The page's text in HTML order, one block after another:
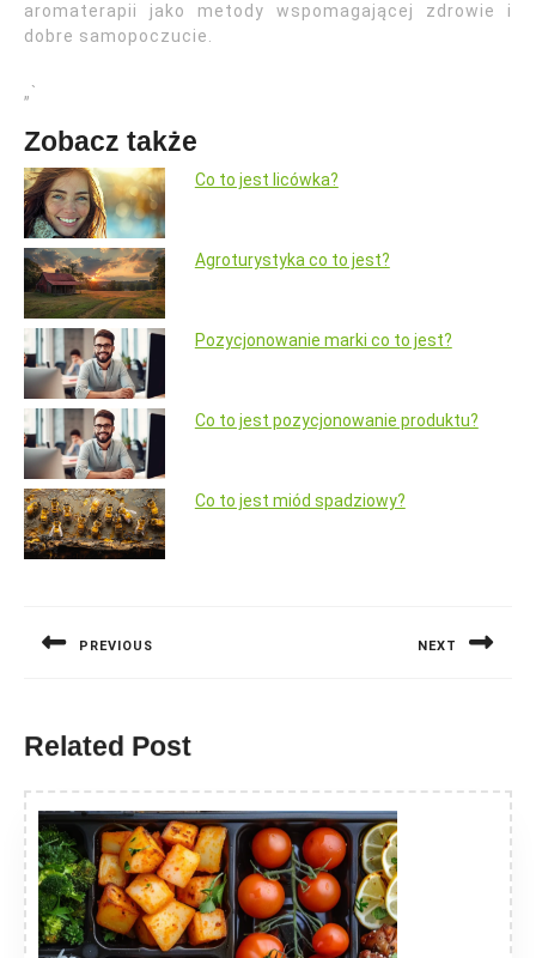
aromaterapii jako metody wspomagającej zdrowie i
dobre samopoczucie.
„`
Zobacz także
Co to jest licówka?
Agroturystyka co to jest?
Pozycjonowanie marki co to jest?
Co to jest pozycjonowanie produktu?
Co to jest miód spadziowy?
PREVIOUS NEXT
Related Post